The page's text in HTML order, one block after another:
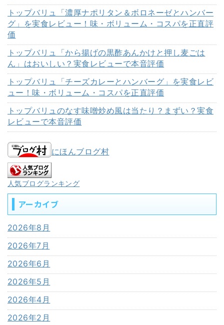
トップバリュ「濃厚ナポリタン＆ボロネーゼとハンバー
グ」を実食レビュー！味・ボリューム・コスパを正直評
価
トップバリュ「から揚げの黒酢あんかけと押し麦ごは
ん」はおいしい？実食レビューで本音評価
トップバリュ「チーズカレーとハンバーグ」を実食レビ
ュー！味・ボリューム・コスパを正直評価
トップバリュのなす味噌炒め風は当たり？まずい？実食
レビューで本音評価
にほんブログ村
人気ブログランキング
アーカイブ
2026年8月
2026年7月
2026年6月
2026年5月
2026年4月
2026年2月